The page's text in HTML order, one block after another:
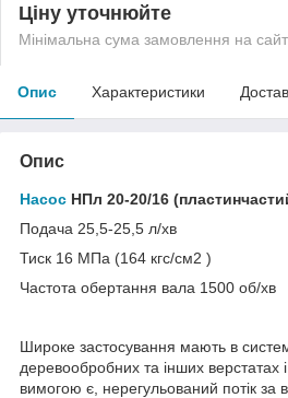
Ціну уточнюйте
Мінімальна сума замовлення на
Опис Характеристики
Опис
Насос НПл 20-20/16
Подача 25,5-25,5 л/хв
Тиск 16 МПа (164 кгс/см2 )
Частота обертання вала 1500 об/хв
Широке застосування мають в
деревообробних та інших
вимогою є, нерегульований потік за